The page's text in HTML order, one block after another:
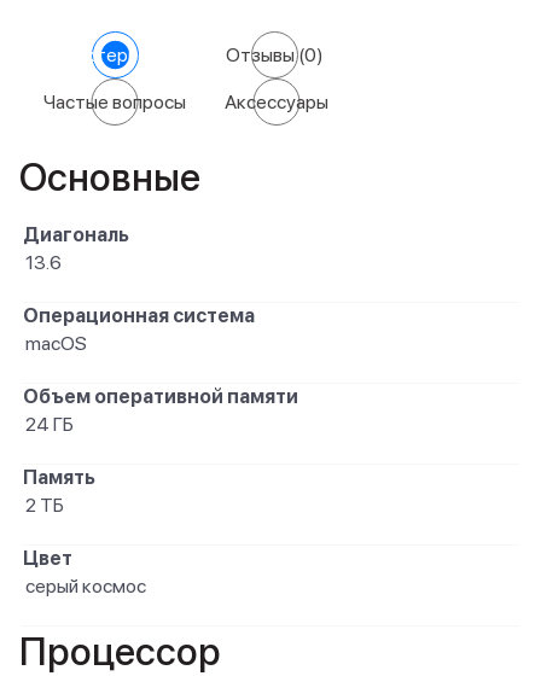
Характеристики Отзывы(0)
Частые вопросы Аксессуары
Основные
Диагональ
13.6
Операционная система
macOS
Объем оперативной памяти
24 ГБ
Память
2 ТБ
Цвет
серый космос
Процессор